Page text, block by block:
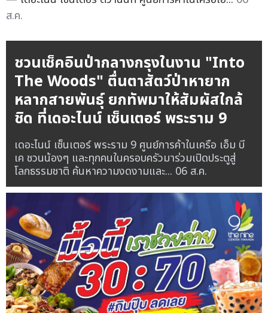
ส.ค.
ชวนเช็คอินป่ากลางกรุงในงาน "Into
The Woods" ตื่นตาสัตว์ป่าหายาก
หลากสายพันธุ์ ยกทัพมาให้สัมผัสใกล้
ชิด ที่เดอะไนน์ เซ็นเตอร์ พระราม 9
เดอะไนน์ เซ็นเตอร์ พระราม 9 ศูนย์การค้าในเครือ เอ็ม บี
เค ชวนน้องๆ และทุกคนในครอบครัวมาร่วมเปิดประตูสู่
โลกธรรมชาติ ค้นหาความงดงามและ... 06 ส.ค.